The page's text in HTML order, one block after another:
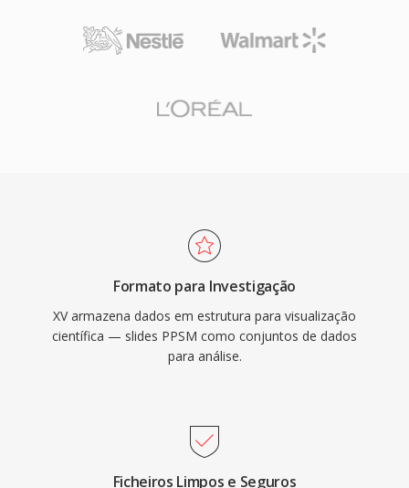
Formato para Investigação
XV armazena dados em estrutura para visualização
científica — slides PPSM como conjuntos de dados
para análise.
Ficheiros Limpos e Seguros